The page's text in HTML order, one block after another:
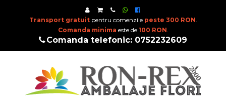
Transport gratuitpentru comenzile peste 300 RON.
Comanda minima este de 100 RON.
Comanda telefonic: 0752232609